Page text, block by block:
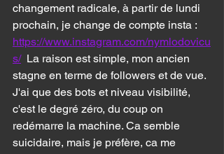
changement radicale, à partir de lundi
prochain, je change de compte insta :
https://www.instagram.com/nymlodovicu
s/
  La raison est simple, mon ancien
stagne en terme de followers et de vue.
J'ai que des bots et niveau visibilité,
c'est le degré zéro, du coup on
redémarre la machine. Ca semble
suicidaire, mais je préfère, ca me